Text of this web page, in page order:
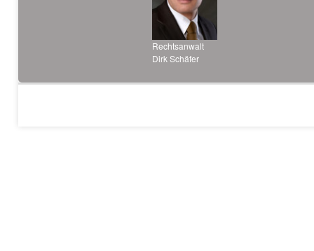
Rechtsanwalt
Dirk Schäfer